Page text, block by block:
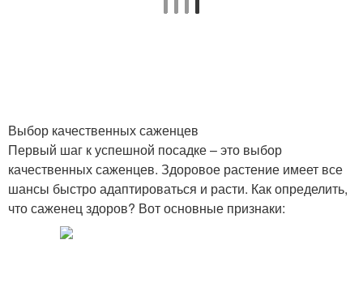
Выбор качественных саженцев
Первый шаг к успешной посадке – это выбор
качественных саженцев. Здоровое растение имеет все
шансы быстро адаптироваться и расти. Как определить,
что саженец здоров? Вот основные признаки: